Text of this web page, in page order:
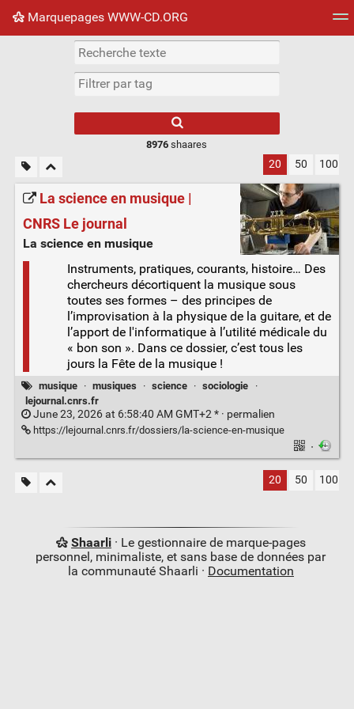
Marquepages WWW-CD.ORG
Nuage de tags Mur d'images
8976 shaares
20 50 100
La science en musique |
CNRS Le journal
La science en musique
Instruments, pratiques, courants, histoire… Des
chercheurs décortiquent la musique sous
toutes ses formes – des principes de
l’improvisation à la physique de la guitare, et de
l’apport de l'informatique à l’utilité médicale du
« bon son ». Dans ce dossier, c’est tous les
jours la Fête de la musique !
musique · musiques · science · sociologie
·
lejournal.cnrs.fr
June 23, 2026 at 6:58:40 AM GMT+2 * · permalien
https://lejournal.cnrs.fr/dossiers/la-science-en-musique
·
20 50 100
Shaarli· Le gestionnaire de marque-pages
personnel, minimaliste, et sans base de données par
la communauté Shaarli · Documentation